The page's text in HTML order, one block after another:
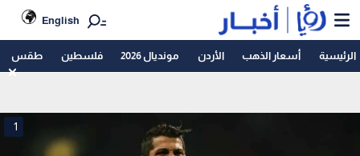
English
الرئيسية أسعار الذهب الأردن مونديال 2026 فلسطين طقس
1